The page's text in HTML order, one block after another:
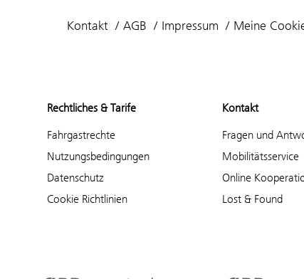
Kontakt AGB Impressum Meine
Rechtliches & Tarife
Fahrgastrechte
Nutzungsbedingungen
Datenschutz
Cookie Richtlinien
Kontakt
Fragen und
Mobilitätsservice
Online
Lost & Found